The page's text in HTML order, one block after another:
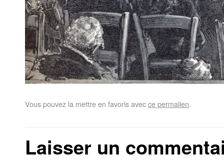
Vous pouvez la mettre en favoris avecce permalien.
Laisser un